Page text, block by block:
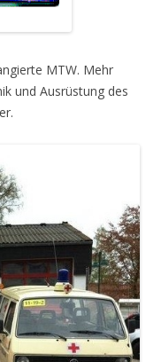
MTW. Mehr
und Ausrüstung des